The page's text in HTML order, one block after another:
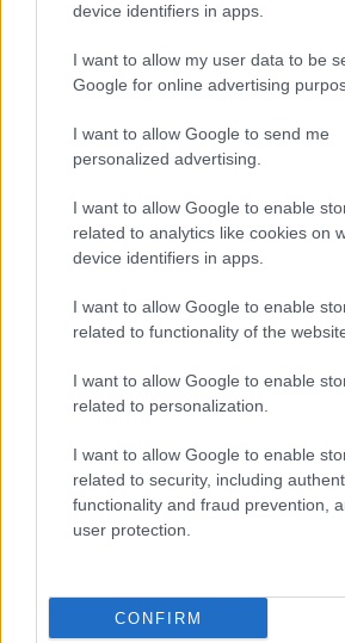
device identifiers in apps.
I want to allow my user data to be
Google for online advertising
I want to allow Google to send me
personalized advertising.
I want to allow Google to enable
related to analytics like cookies on
device identifiers in apps.
I want to allow Google to enable
related to functionality of the
I want to allow Google to enable
related to personalization.
I want to allow Google to enable
related to security, including
functionality and fraud prevention,
user protection.
CONFIRM
Jubileumi
az Operettszínház
szinhazhu•2014. november 09.
A világ első klezmer-operettje,
zeneszerző különleges darabja, a
társulata november 14-én.